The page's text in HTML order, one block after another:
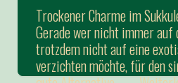
Trockener Charme im
Gerade wer nicht immer auf
trotzdem nicht auf eine
verzichten möchte, für den
Freude im und am Pool
Schönes Wetter, ein Drink
Wasser und blauem Himmel
vieler Menschen aus, die sich